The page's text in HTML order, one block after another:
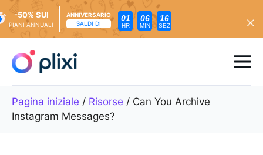
contenuto
-50% SUI
PIANI ANNUALI
ANNIVERSARIO
SALDI DI
01
HR
06
MIN
15
SEZ
Pagina iniziale / Risorse / Can You Archive
Instagram Messages?